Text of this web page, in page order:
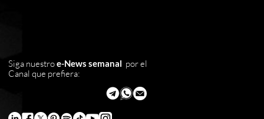
Siga nuestroe-News semanal por el
Canal que prefiera: